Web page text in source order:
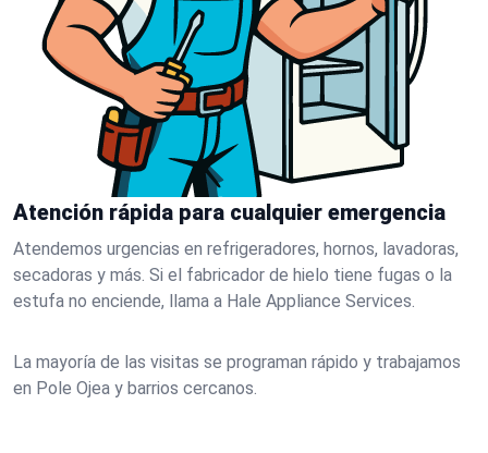
Atención rápida para cualquier emergencia
Atendemos urgencias en refrigeradores, hornos, lavadoras,
secadoras y más. Si el fabricador de hielo tiene fugas o la
estufa no enciende, llama a Hale Appliance Services.
La mayoría de las visitas se programan rápido y trabajamos
en Pole Ojea y barrios cercanos.